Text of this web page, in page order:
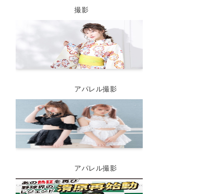
撮影
アパレル撮影
アパレル撮影